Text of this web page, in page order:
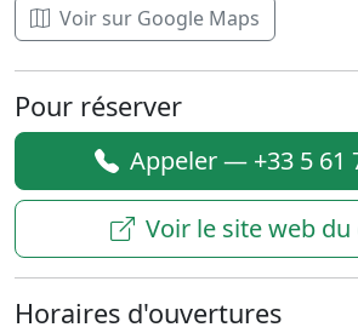
Voir sur Google Maps
Pour réserver
Appeler — +33 5 61
Voir le site web
Horaires d'ouvertures